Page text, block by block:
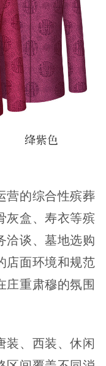
营的综合性殡葬
灰盒、寿衣等殡
洽谈、墓地选购
店面环境和规范
庄重肃穆的氛围
装、西装、休闲